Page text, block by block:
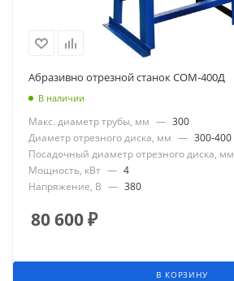
Абразивно отрезной станок СОМ-400Д
В наличии
Макс. диаметр трубы, мм — 300
Диаметр отрезного диска, мм — 300-400
Посадочный диаметр отрезного диска, мм
Мощность, кВт — 4
Напряжение, В — 380
80 600₽
В КОРЗИНУ